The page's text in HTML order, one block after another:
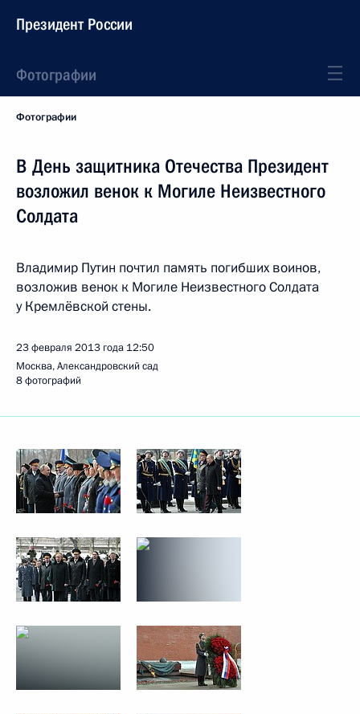
Президент России
Фотографии
Фотографии
В День защитника Отечества Президент
возложил венок к Могиле Неизвестного
Солдата
Владимир Путин почтил память погибших воинов,
возложив венок к Могиле Неизвестного Солдата
у Кремлёвской стены.
23 февраля 2013 года 12:50
Москва, Александровский сад
8 фотографий